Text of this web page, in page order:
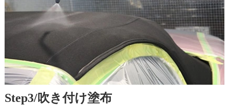
Step3/吹き付け塗布